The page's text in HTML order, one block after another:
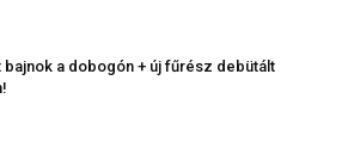
bajnok a dobogón + új fűrész debütált